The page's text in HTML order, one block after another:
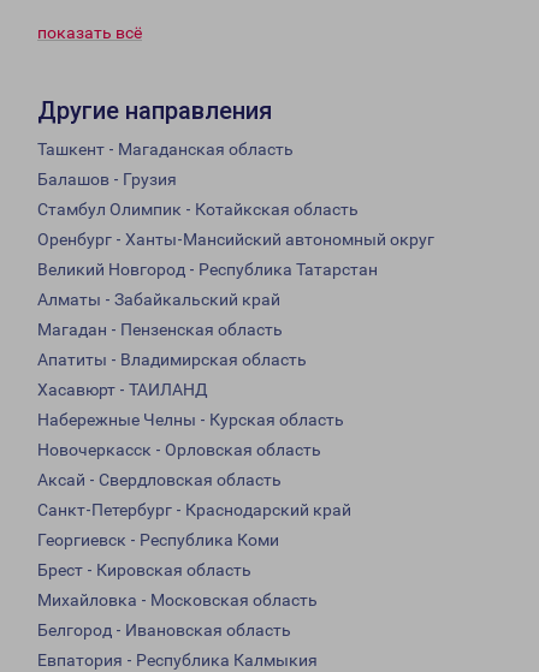
показать всё
Другие направления
Ташкент - Магаданская область
Балашов - Грузия
Стамбул Олимпик - Котайкская область
Оренбург - Ханты-Мансийский автономный округ
Великий Новгород - Республика Татарстан
Алматы - Забайкальский край
Магадан - Пензенская область
Апатиты - Владимирская область
Хасавюрт - ТАИЛАНД
Набережные Челны - Курская область
Новочеркасск - Орловская область
Аксай - Свердловская область
Санкт-Петербург - Краснодарский край
Георгиевск - Республика Коми
Брест - Кировская область
Михайловка - Московская область
Белгород - Ивановская область
Евпатория - Республика Калмыкия